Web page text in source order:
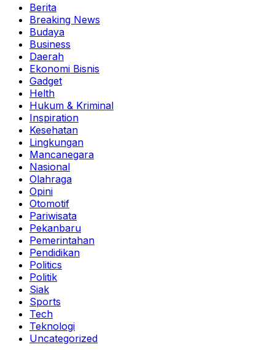
Berita
Breaking News
Budaya
Business
Daerah
Ekonomi Bisnis
Gadget
Helth
Hukum & Kriminal
Inspiration
Kesehatan
Lingkungan
Mancanegara
Nasional
Olahraga
Opini
Otomotif
Pariwisata
Pekanbaru
Pemerintahan
Pendidikan
Politics
Politik
Siak
Sports
Tech
Teknologi
Uncategorized